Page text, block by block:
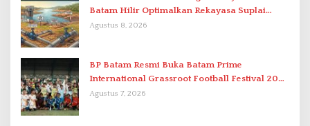
Batam Hilir Optimalkan Rekayasa Suplai
Antar-IPAM
Agustus 8, 2026
BP Batam Resmi Buka Batam Prime
International Grassroot Football Festival 2026
di Stadion Temenggung Abdul Jamal
Agustus 7, 2026